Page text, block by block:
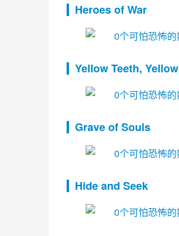
Heroes of War
Yellow Teeth,
Grave of Souls
Hide and Seek